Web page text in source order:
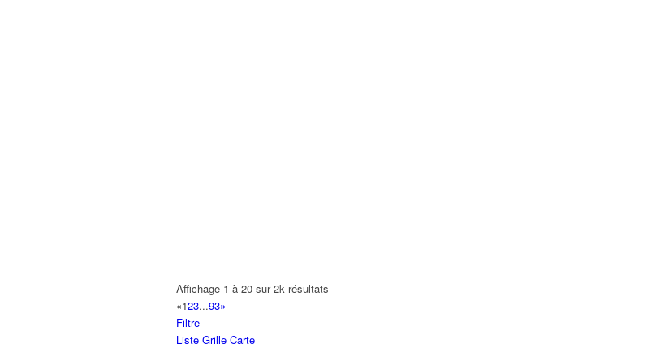
ABBAOUI TOUFIK
10 Allée Georges Gershwin 93420 VILLEPINTE
ABBES SARAH
Affichage 1 à 20 sur 2k résultats
«123...93»
Filtre
Liste Grille Carte